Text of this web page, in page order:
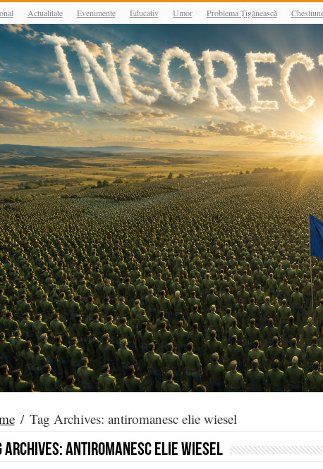
Actualitate Evenimente Educativ Umor Problema Țigănească
/ Tag Archives: antiromanesc elie wiesel
Archives:antiromanesc elie wiesel